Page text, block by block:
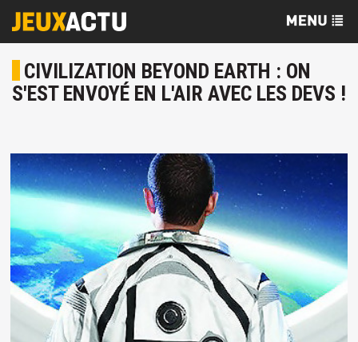
CIVILIZATION BEYOND EARTH : ON
S'EST ENVOYÉ EN L'AIR AVEC LES DEVS !